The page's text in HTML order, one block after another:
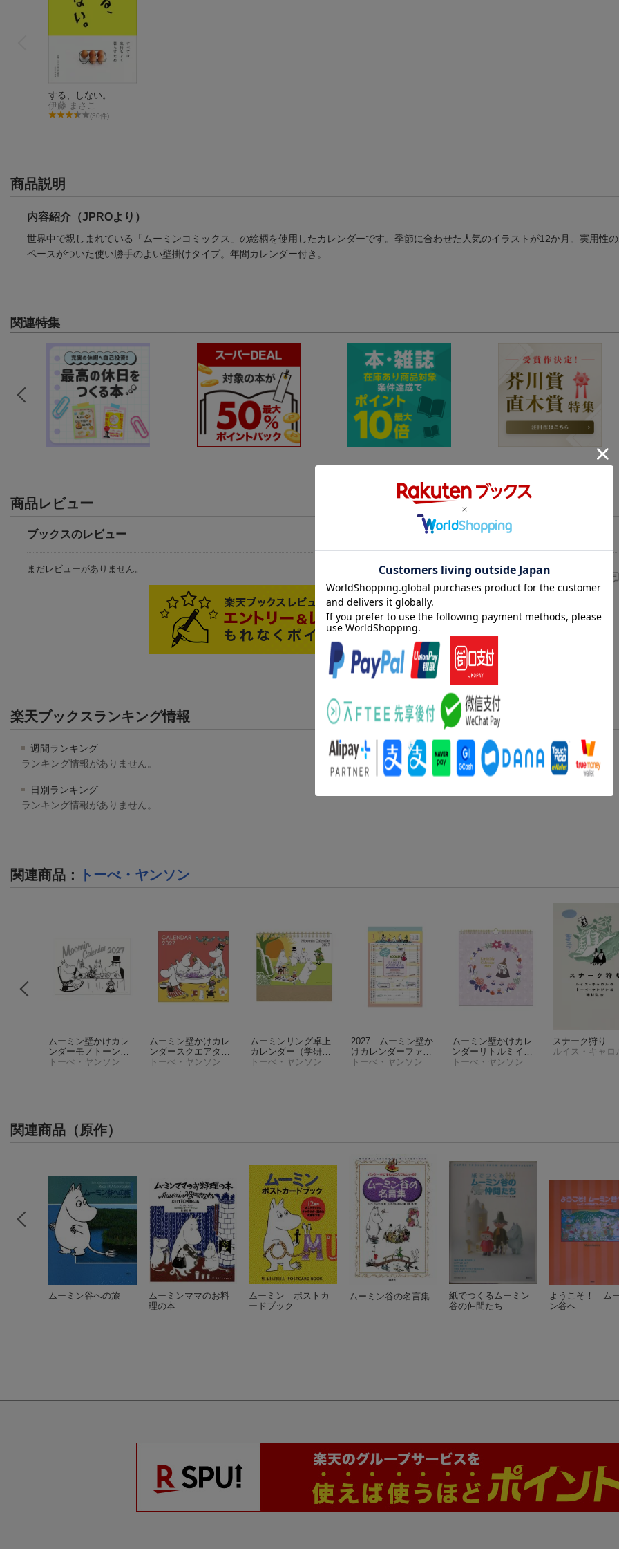
する、しない。
伊藤 まさこ
(30件)
商品説明
内容紹介（JPROより）
世界中で親しまれている「ムーミンコミックス」の絵柄を使用したカレンダーです。季節に合わせた人気のイラストが12か月。実用性
ペースがついた使い勝手のよい壁掛けタイプ。年間カレンダー付き。
関連特集
商品レビュー
ブックスのレビュー
まだレビューがありません。
楽天ブックスランキング情報
週間ランキング
ランキング情報がありません。
日別ランキング
ランキング情報がありません。
関連商品 ： トーべ・ヤンソン
ムーミン壁かけカレ
ンダーモノトーン
（学研カレンダー202
トーべ・ヤンソン
ムーミン壁かけカレ
ンダースクエアタイ
プ （学研カレンダー2
トーべ・ヤンソン
ムーミンリング卓上
カレンダー （学研カ
レンダー2027）
トーべ・ヤンソン
2027 ムーミン壁か
けカレンダーファミ
リータイプ （学研カ
トーべ・ヤンソン
ムーミン壁かけカレ
ンダーリトルミイ
（学研カレンダー202
トーべ・ヤンソン
スナーク狩り
ルイス・キャロ
関連商品（原作）
ムーミン谷への旅
ムーミンママのお料
理の本
ムーミン ポストカ
ードブック
ムーミン谷の名言集
紙でつくるムーミン
谷の仲間たち
ようこそ！ ム
ン谷へ